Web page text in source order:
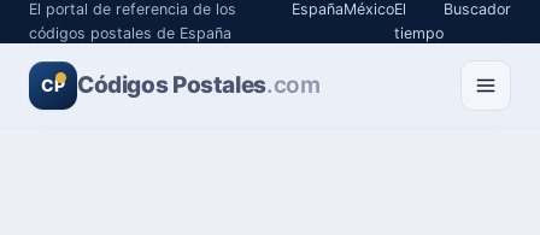
El portal de referencia de los
códigos postales de España
EspañaMéxicoEl
tiempo
Buscador
CP Códigos Postales.com